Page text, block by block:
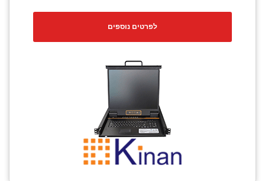
לפרטים נוספים